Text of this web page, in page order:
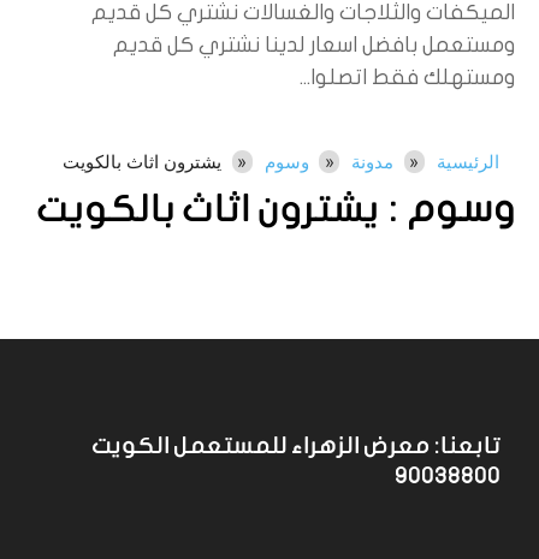
وسوم : يشترون اثاث بالكويت
الرئيسية مدونة وسوم يشترون اثاث بالكويت
الميكفات والثلاجات والغسالات نشتري كل قديم
ومستعمل بافضل اسعار لدينا نشتري كل قديم
ومستهلك فقط اتصلوا...
تابعنا: معرض الزهراء للمستعمل الكويت
90038800